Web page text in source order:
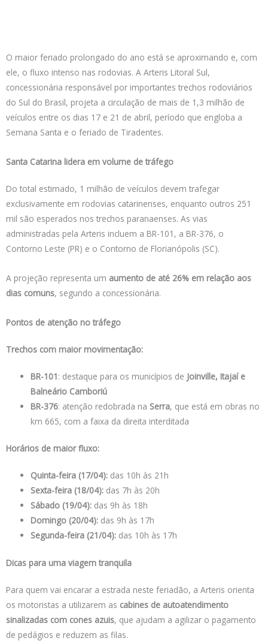
O maior feriado prolongado do ano está se aproximando e, com
ele, o fluxo intenso nas rodovias. A Arteris Litoral Sul,
concessionária responsável por importantes trechos rodoviários
do Sul do Brasil, projeta a circulação de mais de 1,3 milhão de
veículos entre os dias 17 e 21 de abril, período que engloba a
Semana Santa e o feriado de Tiradentes.
Santa Catarina lidera em volume de tráfego
Do total estimado, 1 milhão de veículos devem trafegar
exclusivamente em rodovias catarinenses, enquanto outros 251
mil são esperados nos trechos paranaenses. As vias
administradas pela Arteris incluem a BR-101, a BR-376, o
Contorno Leste (PR) e o Contorno de Florianópolis (SC).
A projeção representa um aumento de até 26% em relação aos
dias comuns, segundo a concessionária.
Pontos de atenção no tráfego
Trechos com maior movimentação:
BR-101: destaque para os municípios de Joinville, Itajaí e
Balneário Camboriú
BR-376: atenção redobrada na Serra, que está em obras no
km 665, com a faixa da direita interditada
Horários de maior fluxo:
Quinta-feira (17/04): das 10h às 21h
Sexta-feira (18/04): das 7h às 20h
Sábado (19/04): das 9h às 18h
Domingo (20/04): das 9h às 17h
Segunda-feira (21/04): das 10h às 17h
Dicas para uma viagem tranquila
Para quem vai encarar a estrada neste feriadão, a Arteris orienta
os motoristas a utilizarem as cabines de autoatendimento
sinalizadas com cones azuis, que ajudam a agilizar o pagamento
de pedágios e reduzem as filas.